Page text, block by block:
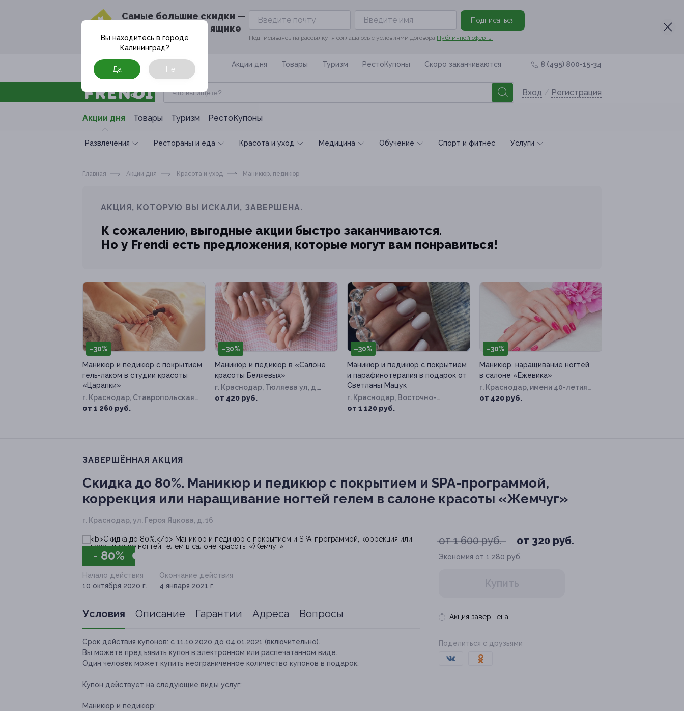
Cамые большие скидки —
в твоём почтовом ящике
Подписаться
Подписываясь на рассылку, я соглашаюсь с условиями договора Публичной оферты
Москва Акции дня Товары Туризм РестоКупоны Скоро заканчиваются 8 (495) 800-15-34
Вход / Регистрация
Акции дня Товары Туризм РестоКупоны
Развлечения Рестораны и еда Красота и уход Медицина Обучение Спoрт и фитнес Услуги
Вы находитесь в городе
Калининград?
Да Нет
Главная Акции дня Красота и уход Маникюр, педикюр
АКЦИЯ, КОТОРУЮ ВЫ ИСКАЛИ, ЗАВЕРШЕНА.
К сожалению, выгодные акции быстро заканчиваются.
Но у Frendi есть предложения, которые могут вам понравиться!
–30%
Маникюр и педикюр с покрытием
гель-лаком в студии красоты
«Царапки»
г. Краснодар, Ставропольская
ул, д. 107/10
от 1 260 руб.
–30%
Маникюр и педикюр в «Салоне
красоты Беляевых»
г. Краснодар, Тюляева ул, д.
37/1
от 420 руб.
–30%
Маникюр и педикюр с покрытием
и парафинотерапия в подарок от
Светланы Мацук
г. Краснодар, Восточно-
Кругликовская ул, д. 22/3
от 1 120 руб.
–30%
Маникюр, наращивание ногтей
в салоне «Ежевика»
г. Краснодар, имени 40-летия
Победы ул, д. 35/3
от 420 руб.
ЗАВЕРШЁННАЯ АКЦИЯ
Скидка до 80%. Маникюр и педикюр с покрытием и SPA-программой,
коррекция или наращивание ногтей гелем в салоне красоты «Жемчуг»
г. Краснодар, ул. Героя Яцкова, д. 16
- 80%
от 1 600 руб. от 320 руб.
Экономия от 1 280 руб.
Купить
Акция завершена
Поделиться с друзьями
Начало действия
10 октября 2020 г.
Окончание действия
4 января 2021 г.
Условия Описание Гарантии Адреса Вопросы
Срок действия купонов: с 11.10.2020 до 04.01.2021 (включительно).
Вы можете предъявить купон в электронном или распечатанном виде.
Один человек может купить неограниченное количество купонов в подарок.
Купон действует на следующие виды услуг:
Маникюр и педикюр: